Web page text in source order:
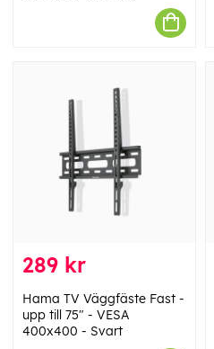
289 kr
Hama TV Väggfäste Fast -
upp till 75" - VESA
400x400 - Svart